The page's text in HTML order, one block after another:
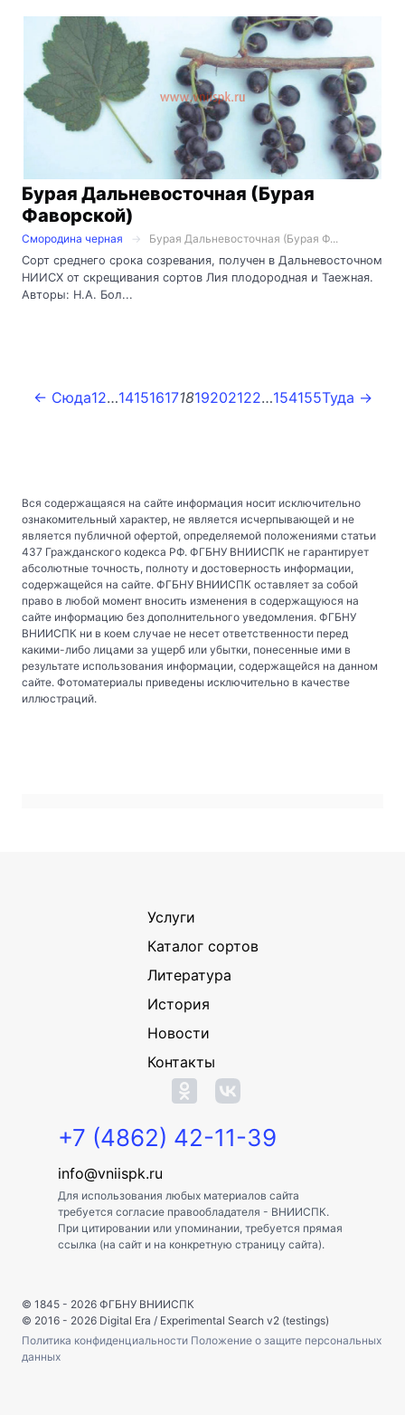
Бурая Дальневосточная (Бурая
Фаворской)
Смородина черная
Бурая Дальневосточная (Бурая Ф...
Сорт среднего срока созревания, получен в Дальневосточном
НИИСХ от скрещивания сортов Лия плодородная и Таежная.
Авторы: Н.А. Бол...
← Сюда12…141516171819202122…154155Туда →
Вся содержащаяся на сайте информация носит исключительно
ознакомительный характер, не является исчерпывающей и не
является публичной офертой, определяемой положениями статьи
437 Гражданского кодекса РФ. ФГБНУ ВНИИСПК не гарантирует
абсолютные точность, полноту и достоверность информации,
содержащейся на сайте. ФГБНУ ВНИИСПК оставляет за собой
право в любой момент вносить изменения в содержащуюся на
сайте информацию без дополнительного уведомления. ФГБНУ
ВНИИСПК ни в коем случае не несет ответственности перед
какими-либо лицами за ущерб или убытки, понесенные ими в
результате использования информации, содержащейся на данном
сайте. Фотоматериалы приведены исключительно в качестве
иллюстраций.
Услуги
Каталог сортов
Литература
История
Новости
Контакты
+7 (4862) 42-11-39
info@vniispk.ru
Для использования любых материалов сайта
требуется согласие правообладателя - ВНИИСПК.
При цитировании или упоминании, требуется прямая
ссылка (на сайт и на конкретную страницу сайта).
© 1845 - 2026 ФГБНУ ВНИИСПК
© 2016 - 2026 Digital Era / Experimental Search v2 (testings)
Политика конфиденциальности Положение о защите персональных
данных